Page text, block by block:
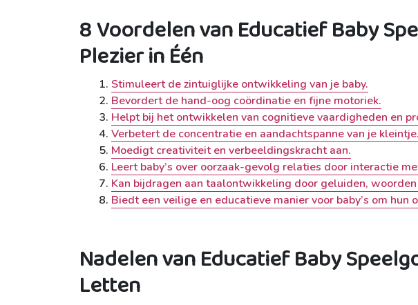
8 Voordelen van Educatief Baby
Plezier in Één
Stimuleert de zintuiglijke ontwikkeling van je baby.
Bevordert de hand-oog coördinatie en fijne motoriek.
Helpt bij het ontwikkelen van cognitieve vaardigheden en
Verbetert de concentratie en aandachtspanne van je kleintje.
Moedigt creativiteit en verbeeldingskracht aan.
Leert baby’s over oorzaak-gevolg relaties door interactie
Kan bijdragen aan taalontwikkeling door geluiden,
Biedt een veilige en educatieve manier voor baby’s om hun
Nadelen van Educatief Baby
Letten